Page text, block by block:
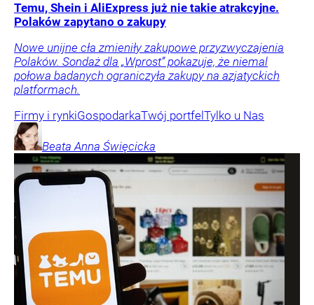
Temu, Shein i AliExpress już nie takie atrakcyjne.
Polaków zapytano o zakupy
Nowe unijne cła zmieniły zakupowe przyzwyczajenia
Polaków. Sondaż dla „Wprost” pokazuje, że niemal
połowa badanych ograniczyła zakupy na azjatyckich
platformach.
Firmy i rynkiGospodarkaTwój portfel Tylko u Nas
Beata Anna Święcicka